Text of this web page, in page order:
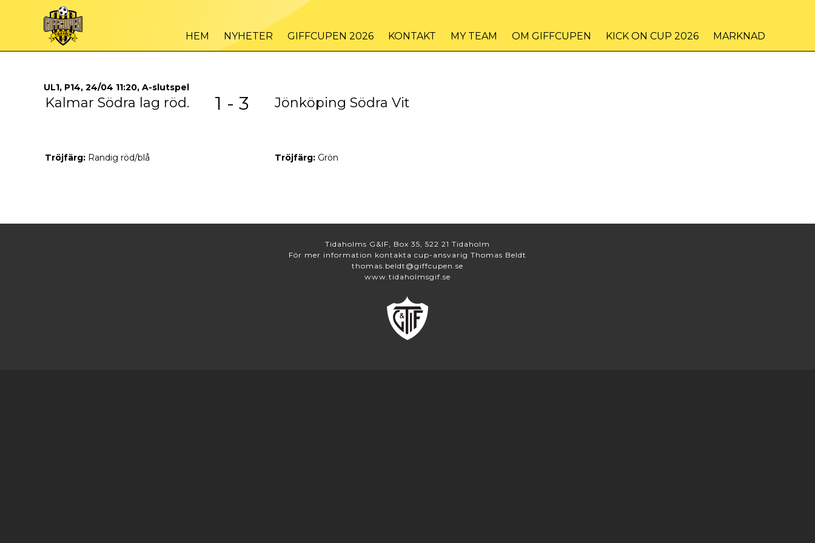
HEM NYHETER GIFFCUPEN 2026 KONTAKT MY TEAM OM GIFFCUPEN KICK ON CUP 2026 MARKNAD
UL1, P14, 24/04 11:20, A-slutspel
Kalmar Södra lag röd. 1 - 3 Jönköping Södra Vit
Tröjfärg: Randig röd/blå Tröjfärg: Grön
Tidaholms G&IF, Box 35, 522 21 Tidaholm
För mer information kontakta cup-ansvarig Thomas Beldt
thomas.beldt@giffcupen.se
www.tidaholmsgif.se